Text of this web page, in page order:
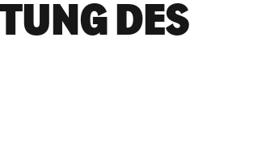
DES A